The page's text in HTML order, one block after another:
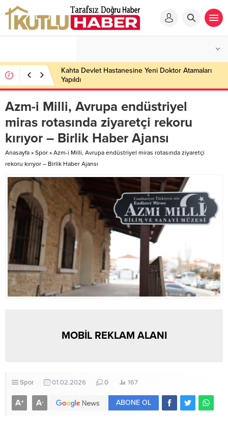
Kahta Devlet Hastanesine Yeni Doktor Atamaları
Yapıldı
Azm-i Milli, Avrupa endüstriyel
miras rotasında ziyaretçi rekoru
kırıyor – Birlik Haber Ajansı
Anasayfa » Spor » Azm-i Milli, Avrupa endüstriyel miras rotasında ziyaretçi
rekoru kırıyor – Birlik Haber Ajansı
MOBİL REKLAM ALANI
Spor 01.02.2026 0 167
A+ A- ABONE OL